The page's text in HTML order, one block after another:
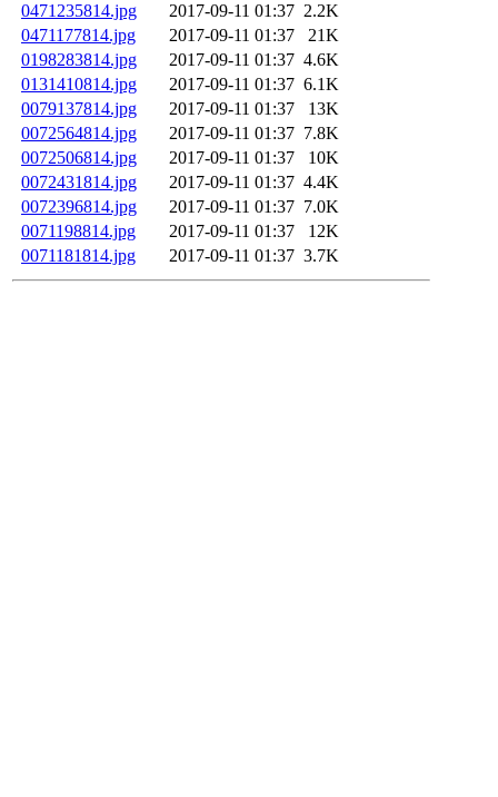
0471235814.jpg
2017-09-11 01:37 2.2K
0471177814.jpg
2017-09-11 01:37
21K
0198283814.jpg
2017-09-11 01:37 4.6K
0131410814.jpg
2017-09-11 01:37 6.1K
0079137814.jpg
2017-09-11 01:37
13K
0072564814.jpg
2017-09-11 01:37 7.8K
0072506814.jpg
2017-09-11 01:37
10K
0072431814.jpg
2017-09-11 01:37 4.4K
0072396814.jpg
2017-09-11 01:37 7.0K
0071198814.jpg
2017-09-11 01:37
12K
0071181814.jpg
2017-09-11 01:37 3.7K